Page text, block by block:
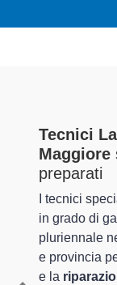
Tecnici
Maggiore
preparati
I tecnici
in grado di
pluriennale
e provincia
e la